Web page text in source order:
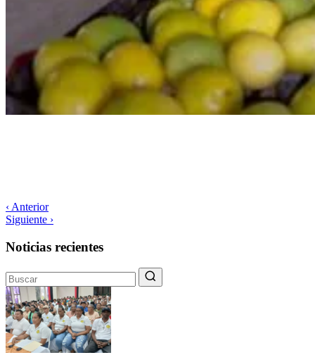
‹ Anterior
Siguiente ›
Noticias recientes